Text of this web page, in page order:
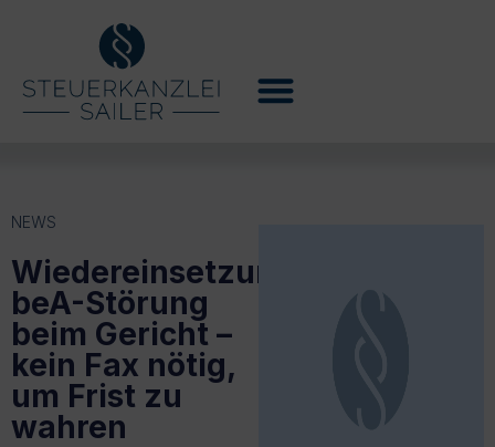
NEWS
Wiedereinsetzung:
beA-Störung
beim Gericht –
kein Fax nötig,
um Frist zu
wahren